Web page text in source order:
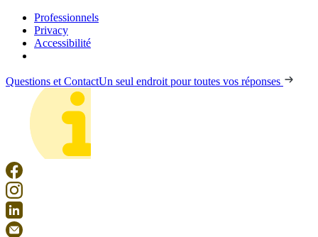
Professionnels
Privacy
Accessibilité
Questions et ContactUn seul endroit pour toutes vos réponses